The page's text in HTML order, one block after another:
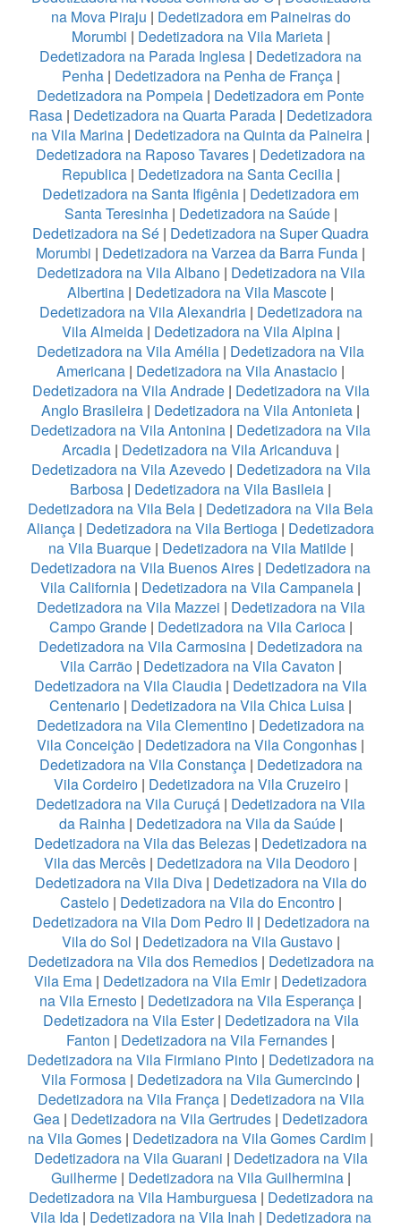
na Mova Piraju | Dedetizadora em Paineiras do
Morumbi | Dedetizadora na Vila Marieta|
Dedetizadora na Parada Inglesa | Dedetizadora na
Penha| Dedetizadora na Penha de França |
Dedetizadora na Pompeia | Dedetizadora em Ponte
Rasa | Dedetizadora na Quarta Parada | Dedetizadora
na Vila Marina | Dedetizadora na Quinta da Paineira |
Dedetizadora na Raposo Tavares | Dedetizadora na
Republica| Dedetizadora na Santa Cecilia|
Dedetizadora na Santa Ifigênia | Dedetizadora em
Santa Teresinha| Dedetizadora na Saúde|
Dedetizadora na Sé | Dedetizadora na Super Quadra
Morumbi | Dedetizadora na Varzea da Barra Funda |
Dedetizadora na Vila Albano| Dedetizadora na Vila
Albertina | Dedetizadora na Vila Mascote |
Dedetizadora na Vila Alexandria| Dedetizadora na
Vila Almeida | Dedetizadora na Vila Alpina |
Dedetizadora na Vila Amélia | Dedetizadora na Vila
Americana | Dedetizadora na Vila Anastacio |
Dedetizadora na Vila Andrade| Dedetizadora na Vila
Anglo Brasileira | Dedetizadora na Vila Antonieta |
Dedetizadora na Vila Antonina | Dedetizadora na Vila
Arcadia | Dedetizadora na Vila Aricanduva |
Dedetizadora na Vila Azevedo| Dedetizadora na Vila
Barbosa | Dedetizadora na Vila Basileia |
Dedetizadora na Vila Bela | Dedetizadora na Vila Bela
Aliança | Dedetizadora na Vila Bertioga | Dedetizadora
na Vila Buarque| Dedetizadora na Vila Matilde|
Dedetizadora na Vila Buenos Aires | Dedetizadora na
Vila California | Dedetizadora na Vila Campanela |
Dedetizadora na Vila Mazzei | Dedetizadora na Vila
Campo Grande| Dedetizadora na Vila Carioca|
Dedetizadora na Vila Carmosina | Dedetizadora na
Vila Carrão| Dedetizadora na Vila Cavaton |
Dedetizadora na Vila Claudia | Dedetizadora na Vila
Centenario | Dedetizadora na Vila Chica Luisa |
Dedetizadora na Vila Clementino | Dedetizadora na
Vila Conceição | Dedetizadora na Vila Congonhas |
Dedetizadora na Vila Constança| Dedetizadora na
Vila Cordeiro| Dedetizadora na Vila Cruzeiro |
Dedetizadora na Vila Curuçá | Dedetizadora na Vila
da Rainha | Dedetizadora na Vila da Saúde|
Dedetizadora na Vila das Belezas | Dedetizadora na
Vila das Mercês | Dedetizadora na Vila Deodoro |
Dedetizadora na Vila Diva| Dedetizadora na Vila do
Castelo| Dedetizadora na Vila do Encontro|
Dedetizadora na Vila Dom Pedro II | Dedetizadora na
Vila do Sol | Dedetizadora na Vila Gustavo|
Dedetizadora na Vila dos Remedios| Dedetizadora na
Vila Ema | Dedetizadora na Vila Emir| Dedetizadora
na Vila Ernesto | Dedetizadora na Vila Esperança |
Dedetizadora na Vila Ester| Dedetizadora na Vila
Fanton | Dedetizadora na Vila Fernandes |
Dedetizadora na Vila Firmiano Pinto | Dedetizadora na
Vila Formosa | Dedetizadora na Vila Gumercindo |
Dedetizadora na Vila França| Dedetizadora na Vila
Gea | Dedetizadora na Vila Gertrudes | Dedetizadora
na Vila Gomes | Dedetizadora na Vila Gomes Cardim |
Dedetizadora na Vila Guarani | Dedetizadora na Vila
Guilherme| Dedetizadora na Vila Guilhermina|
Dedetizadora na Vila Hamburguesa| Dedetizadora na
Vila Ida| Dedetizadora na Vila Inah | Dedetizadora na